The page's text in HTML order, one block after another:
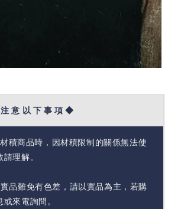
意 以 下 事 項 ◆
積商品時，因材積限制的關係無法使
理解。
品難免有色差，請以實品為主，若購
來電詢問。